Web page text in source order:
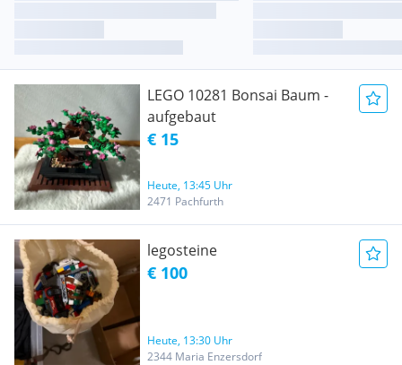
LEGO 10281 Bonsai Baum -
aufgebaut
€ 15
Heute, 13:45 Uhr
2471 Pachfurth
legosteine
€ 100
Heute, 13:30 Uhr
2344 Maria Enzersdorf